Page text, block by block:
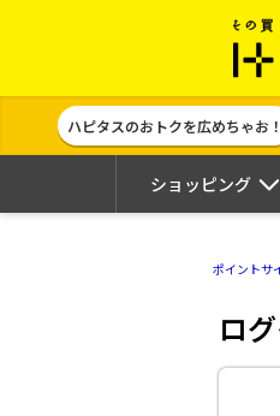
ハピタスのおトクを広めちゃお！
ショッピング
ポイントサ
ロ